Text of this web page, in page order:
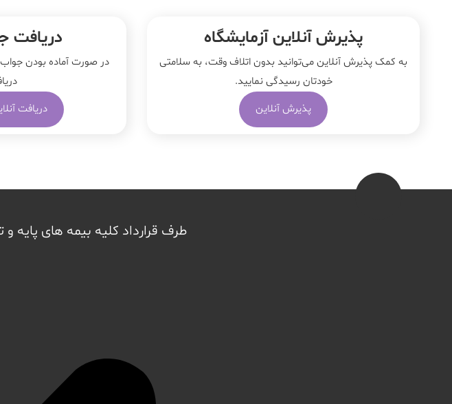
پذیرش آنلاین آزمایشگاه
به کمک پذیرش آنلاین می‌توانید بدون اتلاف وقت، به سلامتی
خودتان رسیدگی نمایید.
پذیرش آنلاین
دریافت
در صورت آماده بودن جواب
دریافت
طرف قرارداد کلیه بیمه های